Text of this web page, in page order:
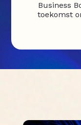
Business
toekomst